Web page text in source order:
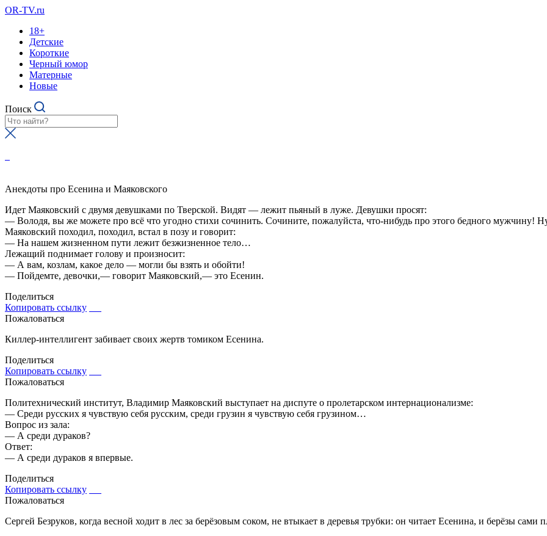
OR-TV.ru
18+
Детские
Короткие
Черный юмор
Матерные
Новые
Поиск
Анекдоты про Есенина и Маяковского
Идет Маяковский с двумя девушками по Тверской. Видят — лежит пьяный в луже. Девушки просят:
— Володя, вы же можете про всё что угодно стихи сочинить. Сочините, пожалуйста, что-нибудь про этого бедного мужчину!
Маяковский походил, походил, встал в позу и говорит:
— На нашем жизненном пути лежит безжизненное тело…
Лежащий поднимает голову и произносит:
— А вам, козлам, какое дело — могли бы взять и обойти!
— Пойдемте, девочки,— говорит Маяковский,— это Есенин.
Поделиться
Копировать ссылку
Пожаловаться
Киллер-интеллигент забивает своих жертв томиком Есенина.
Поделиться
Копировать ссылку
Пожаловаться
Политехнический институт, Владимир Маяковский выступает на диспуте о пролетарском интернационализме:
— Среди русских я чувствую себя русским, среди грузин я чувствую себя грузином…
Вопрос из зала:
— А среди дураков?
Ответ:
— А среди дураков я впервые.
Поделиться
Копировать ссылку
Пожаловаться
Сергей Безруков, когда весной ходит в лес за берёзовым соком, не втыкает в деревья трубки: он читает Есенина, и берёзы сами